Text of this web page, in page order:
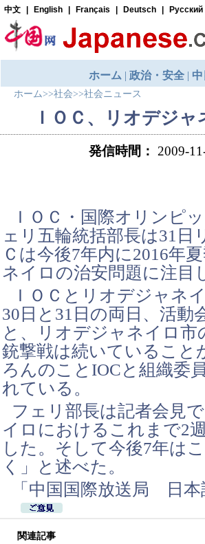
ホーム>>社会>>社会ニュース
ＩＯＣ、リオデジ
発信時間： 2009-
ＩＯＣ・国際オリンピ
ェリ五輪統括部長は31
Ｃは今後7年内に2016年
ネイロの治安問題に注目
ＩＯＣとリオデジャネ
30日と31日の両日、活動
と、リオデジャネイロ市
銃撃戦は続いていること
ろんのことIOCと組織委
れている。
フェリ部長は記者会見
イロにおけるこれまで2
した。そして今後7年は
く」と述べた。
「中国国際放送局 日
関連記事